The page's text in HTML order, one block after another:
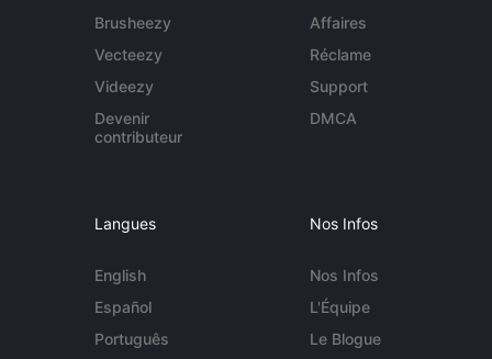
Brusheezy
Vecteezy
Videezy
Devenir
contributeur
Affaires
Réclame
Support
DMCA
Langues
English
Español
Português
Nos Infos
Nos Infos
L'Équipe
Le Blogue